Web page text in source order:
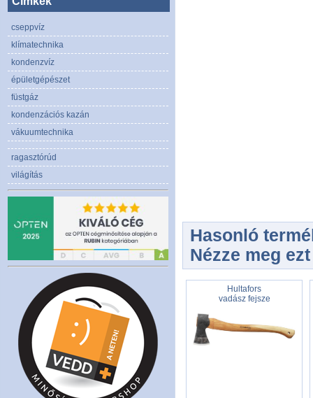
Hasonló
Nézze meg
Hultafors
vadász fejsze
cseppvíz
klímatechnika
kondenzvíz
épületgépészet
füstgáz
kondenzációs kazán
vákuumtechnika
ragasztórúd
világítás